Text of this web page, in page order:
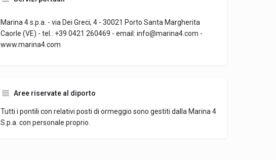
Marina 4 s.p.a. - via Dei Greci, 4 - 30021 Porto Santa Margherita
Caorle (VE) - tel.: +39 0421 260469 - email: info@marina4.com -
www.marina4.com
Aree riservate al diporto
Tutti i pontili con relativi posti di ormeggio sono gestiti dalla Marina 4
S.p.a. con personale proprio.